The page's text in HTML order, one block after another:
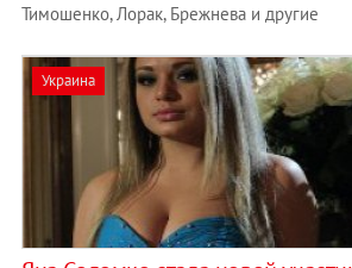
Тимошенко, Лорак, Брежнева и другие
Украина